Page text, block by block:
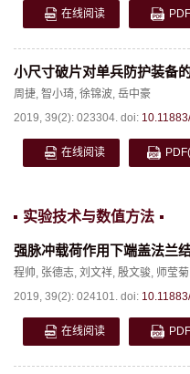
在线阅读 PDF
小尺寸破片对单兵防护装备
周捷, 智小琦, 徐锦波, 岳中豪
2019, 39(2): 023304. doi:
在线阅读 PDF
实验技术与数值方法
强脉冲载荷作用下端盖法兰
程帅, 张德志, 刘文祥, 殷文骏, 师莹菊
2019, 39(2): 024101. doi:
在线阅读 PDF